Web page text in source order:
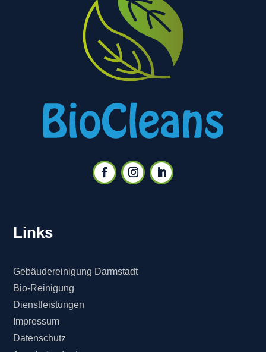
Links
Gebäudereinigung Darmstadt
Bio-Reinigung
Dienstleistungen
Impressum
Datenschutz